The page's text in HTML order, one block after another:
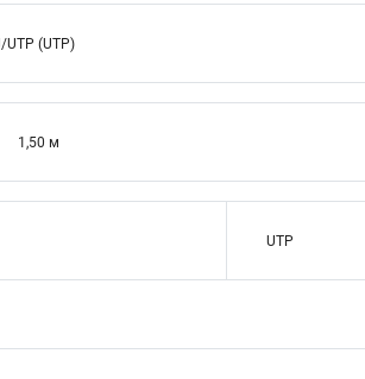
UTP (UTP)
1,50 м
UTP